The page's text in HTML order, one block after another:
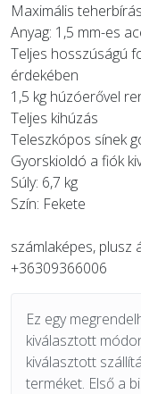
Maximális
Anyag: 1,5 mm-es
Teljes hosszúságú
érdekében
1,5 kg húzóerővel
Teljes kihúzás
Teleszkópos sínek
Gyorskioldó a fiók
Súly: 6,7 kg
Szín: Fekete
számlaképes, plusz
+36309366006
Ez egy
kiválasztott
kiválasztott
terméket. Első a